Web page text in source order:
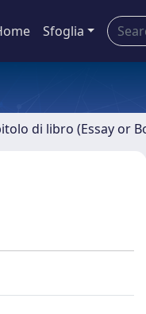
Sfoglia
di libro (Essay or